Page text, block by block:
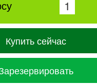
Купить сейчас